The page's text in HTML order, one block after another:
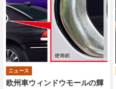
欧州車ウィンドウモールの輝
ニュース